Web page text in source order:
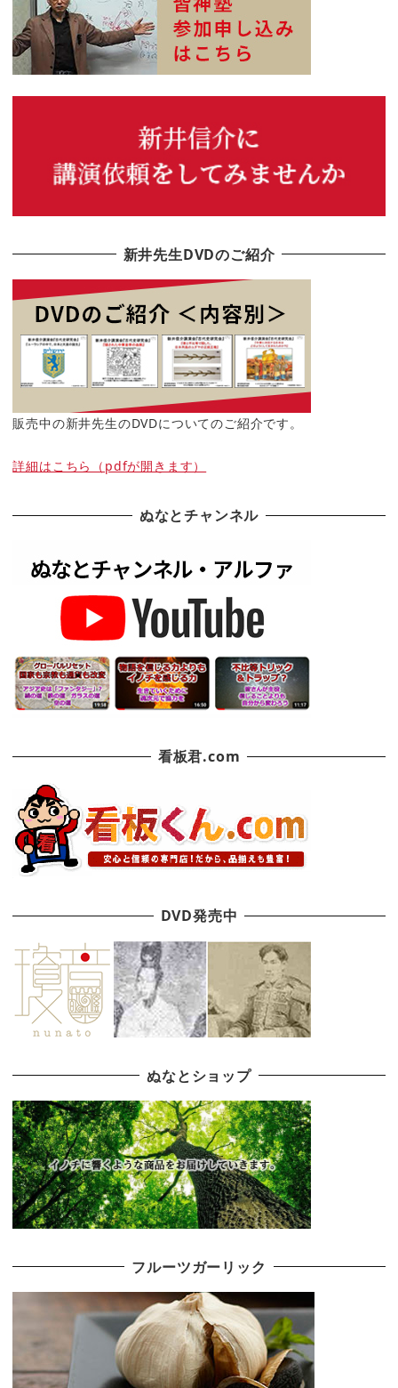
新井先生DVDのご紹介
販売中の新井先生のDVDについてのご紹介です。
詳細はこちら（pdfが開きます）
ぬなとチャンネル
看板君.com
DVD発売中
ぬなとショップ
フルーツガーリック